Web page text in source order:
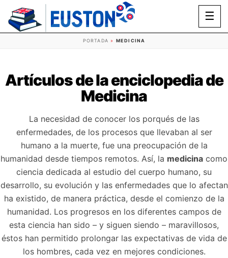
☰
PORTADA » MEDICINA
Artículos de la enciclopedia de
Medicina
La necesidad de conocer los porqués de las
enfermedades, de los procesos que llevaban al ser
humano a la muerte, fue una preocupación de la
humanidad desde tiempos remotos. Así, la medicina como
ciencia dedicada al estudio del cuerpo humano, su
desarrollo, su evolución y las enfermedades que lo afectan
ha existido, de manera práctica, desde el comienzo de la
humanidad. Los progresos en los diferentes campos de
esta ciencia han sido – y siguen siendo – maravillosos,
éstos han permitido prolongar las expectativas de vida de
los hombres, cada vez en mejores condiciones.